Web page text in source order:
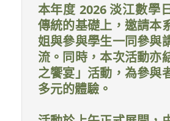
本年度 2026 淡江數學
傳統的基礎上，邀請本
姐與參與學生一同參與
流。同時，本次活動亦
之饗宴」活動，為參與
多元的體驗。